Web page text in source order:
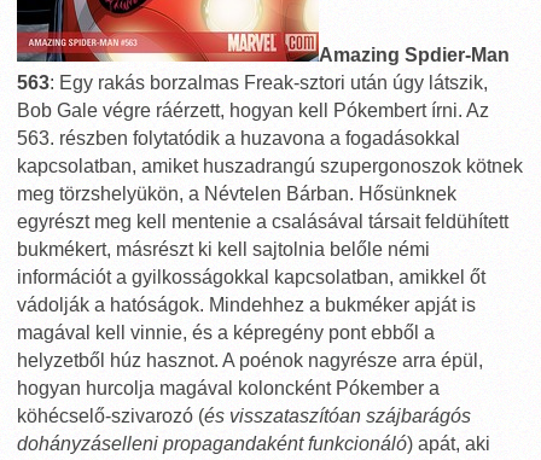
Amazing Spdier-Man
563: Egy rakás borzalmas Freak-sztori után úgy látszik,
Bob Gale végre ráérzett, hogyan kell Pókembert írni. Az
563. részben folytatódik a huzavona a fogadásokkal
kapcsolatban, amiket huszadrangú szupergonoszok kötnek
meg törzshelyükön, a Névtelen Bárban. Hősünknek
egyrészt meg kell mentenie a csalásával társait feldühített
bukmékert, másrészt ki kell sajtolnia belőle némi
információt a gyilkosságokkal kapcsolatban, amikkel őt
vádolják a hatóságok. Mindehhez a bukméker apját is
magával kell vinnie, és a képregény pont ebből a
helyzetből húz hasznot. A poénok nagyrésze arra épül,
hogyan hurcolja magával koloncként Pókember a
köhécselő-szivarozó (és visszataszítóan szájbarágós
dohányzáselleni propagandaként funkcionáló) apát, aki